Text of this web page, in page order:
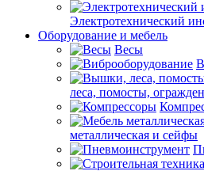
Электротехнический
Оборудование и мебель
Весы
леса, помосты,
металлическая и сейфы